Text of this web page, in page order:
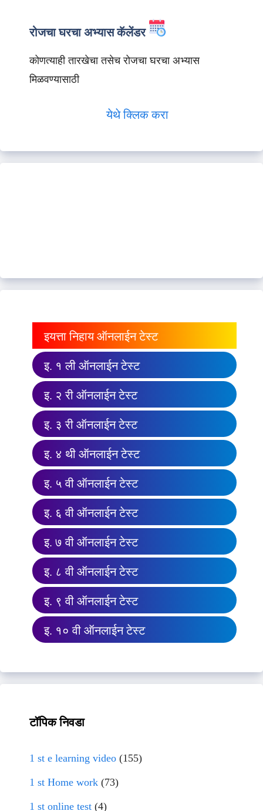
रोजचा घरचा अभ्यास कॅलेंडर
कोणत्याही तारखेचा तसेच रोजचा घरचा अभ्यास
मिळवण्यासाठी
येथे क्लिक करा
इयत्ता निहाय ऑनलाईन टेस्ट
इ. १ ली ऑनलाईन टेस्ट
इ. २ री ऑनलाईन टेस्ट
इ. ३ री ऑनलाईन टेस्ट
इ. ४ थी ऑनलाईन टेस्ट
इ. ५ वी ऑनलाईन टेस्ट
इ. ६ वी ऑनलाईन टेस्ट
इ. ७ वी ऑनलाईन टेस्ट
इ. ८ वी ऑनलाईन टेस्ट
इ. ९ वी ऑनलाईन टेस्ट
इ. १० वी ऑनलाईन टेस्ट
टॉपिक निवडा
1 st e learning video (155)
1 st Home work (73)
1 st online test (4)